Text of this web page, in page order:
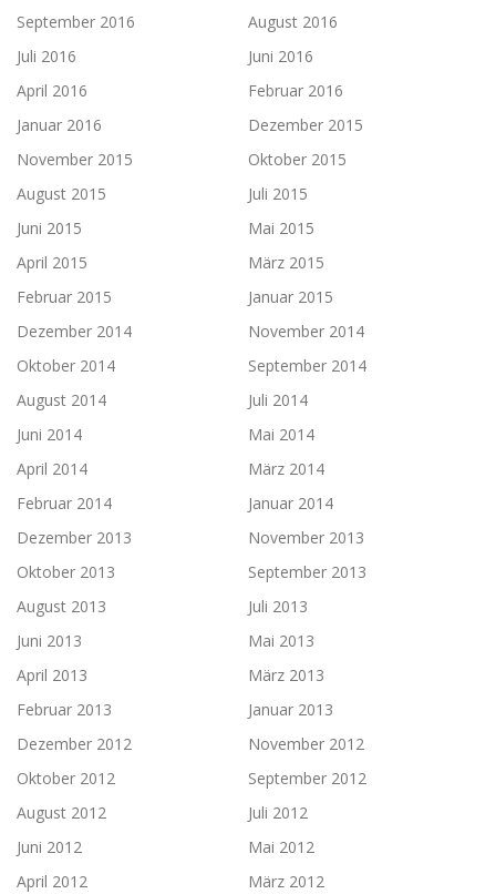
September 2016
August 2016
Juli 2016
Juni 2016
April 2016
Februar 2016
Januar 2016
Dezember 2015
November 2015
Oktober 2015
August 2015
Juli 2015
Juni 2015
Mai 2015
April 2015
März 2015
Februar 2015
Januar 2015
Dezember 2014
November 2014
Oktober 2014
September 2014
August 2014
Juli 2014
Juni 2014
Mai 2014
April 2014
März 2014
Februar 2014
Januar 2014
Dezember 2013
November 2013
Oktober 2013
September 2013
August 2013
Juli 2013
Juni 2013
Mai 2013
April 2013
März 2013
Februar 2013
Januar 2013
Dezember 2012
November 2012
Oktober 2012
September 2012
August 2012
Juli 2012
Juni 2012
Mai 2012
April 2012
März 2012